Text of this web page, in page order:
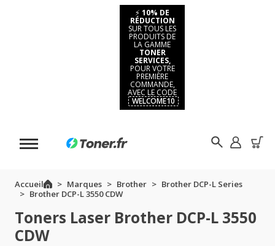
⚡ 10% DE
RÉDUCTION
SUR TOUS LES
PRODUITS DE
LA GAMME
TONER
SERVICES,
POUR VOTRE
PREMIÈRE
COMMANDE,
AVEC LE CODE
WELCOME10
Accueil Marques Brother
Brother DCP-L Series
Brother DCP-L 3550 CDW
Toners Laser Brother DCP-L 3550
CDW